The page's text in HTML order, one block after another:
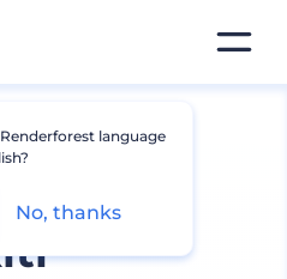
language
No, thanks